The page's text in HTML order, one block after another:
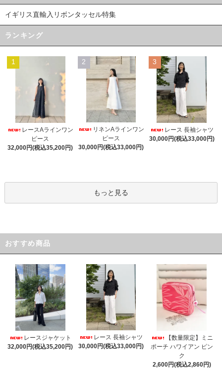
イギリス直輸入リボンタッセル特集
ランキング
1
レースAラインワン
ピース
32,000円(税込35,200円)
2
リネンAラインワン
ピース
30,000円(税込33,000円)
3
レース 長袖シャツ
30,000円(税込33,000円)
もっと見る
おすすめ商品
レースジャケット
32,000円(税込35,200円)
レース 長袖シャツ
30,000円(税込33,000円)
【数量限定】ミニ
ポーチ ハワイアン ピン
ク
2,600円(税込2,860円)